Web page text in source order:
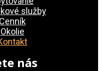
služby
Cenník
Okolie
nás